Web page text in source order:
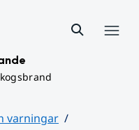
varningar